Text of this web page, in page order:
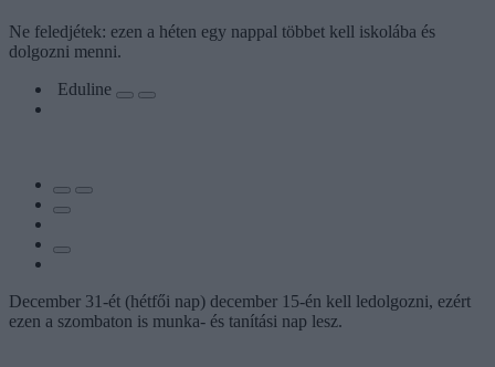
Ne feledjétek: ezen a héten egy nappal többet kell iskolába és
dolgozni menni.
Eduline
December 31-ét (hétfői nap) december 15-én kell ledolgozni, ezért
ezen a szombaton is munka- és tanítási nap lesz.